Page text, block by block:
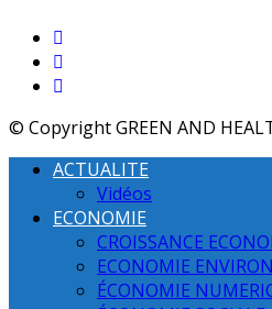
© Copyright GREEN AND
ACTUALITE
Vidéos
ECONOMIE
CROISSANCE
ECONOMIE
ÉCONOMIE